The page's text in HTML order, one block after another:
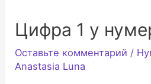
Цифра 1 у
Оставьте комментарий /
Anastasia Luna